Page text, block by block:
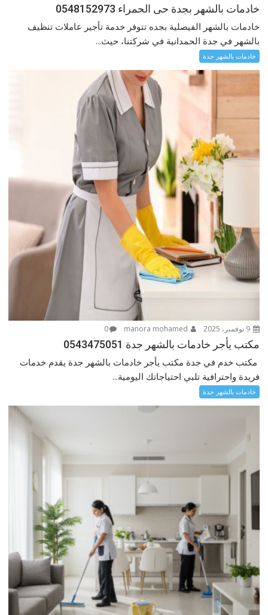
خادمات بالشهر بجدة حى الحمراء 0548152973
خادمات بالشهر الفيصلية بجده تتوفر خدمة تأجير عاملات تنظيف
بالشهر في جدة الحمدانية في شركتنا، حيث...
خادمات بالشهر جدة
9 نوفمبر، 2025 0
مكتب يأجر خادمات بالشهر جدة 0543475051
مكتب خدم في جدة مكتب يأجر خادمات بالشهر جدة يقدم خدمات
فريدة واحترافية تلبي احتياجاتك اليومية...
خادمات بالشهر جدة